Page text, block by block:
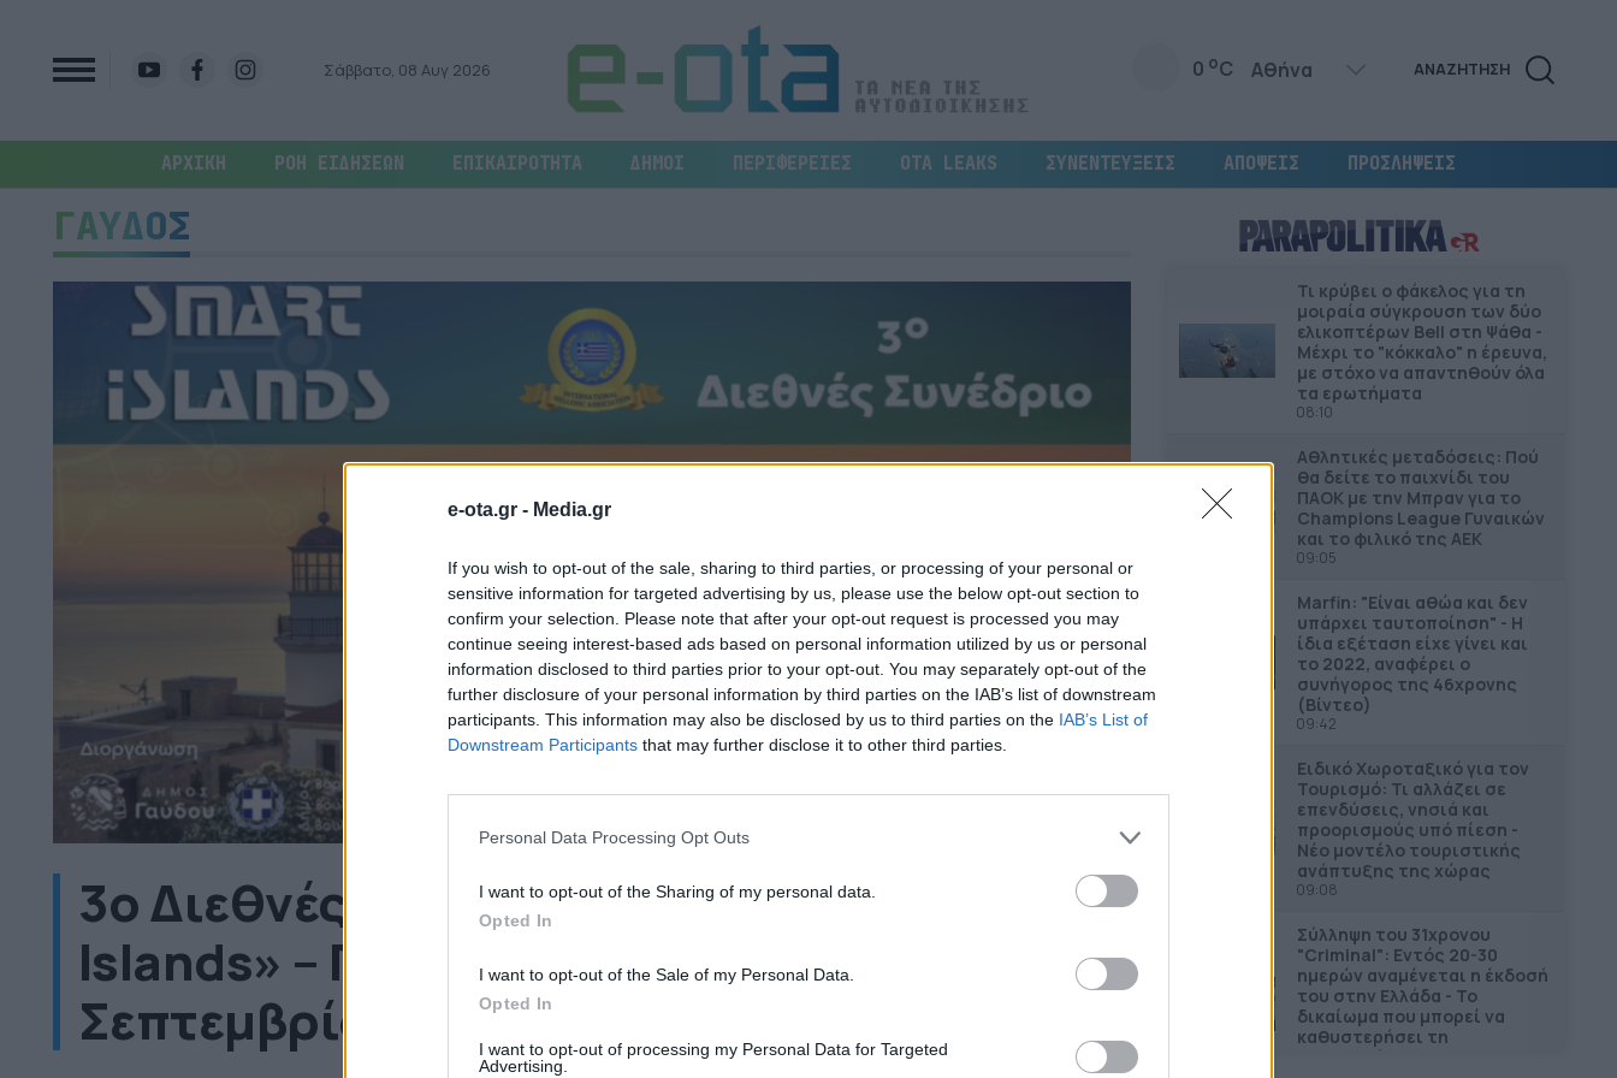
e-ota.gr - Media.gr
If you wish to opt-out of the sale, sharing to third parties, or processing of your personal or
sensitive information for targeted advertising by us, please use the below opt-out section to
confirm your selection. Please note that after your opt-out request is processed you may
continue seeing interest-based ads based on personal information utilized by us or personal
information disclosed to third parties prior to your opt-out. You may separately opt-out of the
further disclosure of your personal information by third parties on the IAB’s list of downstream
participants. This information may also be disclosed by us to third parties on the IAB’s List of
Downstream Participants that may further disclose it to other third parties.
Personal Data Processing Opt Outs
I want to opt-out of the Sharing of my personal data.
Opted In
I want to opt-out of the Sale of my Personal Data.
Opted In
I want to opt-out of processing my Personal Data for Targeted
Advertising.
Σάββατο, 08 Αυγ 2026 0 oC ΑΝΑΖΗΤΗΣΗ
ΑΡΧΙΚΗ ΡΟΗ ΕΙΔΗΣΕΩΝ ΕΠΙΚΑΙΡΟΤΗΤΑ ΔΗΜΟΙ ΠΕΡΙΦΕΡΕΙΕΣ OTA LEAKS ΣΥΝΕΝΤΕΥΞΕΙΣ ΑΠΟΨΕΙΣ ΠΡΟΣΛΗΨΕΙΣ
ΓΑΥΔΟΣ
3ο Διεθνές Συνέδριο «Smart
Islands» – Γαύδος – 22 & 23
Σεπτεμβρίου 2026
Τι κρύβει ο φάκελος για τη
μοιραία σύγκρουση των δύο
ελικοπτέρων Bell στη Ψάθα -
Μέχρι το "κόκκαλο" η έρευνα,
με στόχο να απαντηθούν όλα
τα ερωτήματα
08:10
Αθλητικές μεταδόσεις: Πού
θα δείτε το παιχνίδι του
ΠΑΟΚ με την Μπραν για το
Champions League Γυναικών
και το φιλικό της ΑΕΚ
09:05
Marfin: "Είναι αθώα και δεν
υπάρχει ταυτοποίηση" - Η
ίδια εξέταση είχε γίνει και
το 2022, αναφέρει ο
συνήγορος της 46χρονης
(Βίντεο)
09:42
Ειδικό Χωροταξικό για τον
Τουρισμό: Τι αλλάζει σε
επενδύσεις, νησιά και
προορισμούς υπό πίεση -
Νέο μοντέλο τουριστικής
ανάπτυξης της χώρας
09:08
Σύλληψη του 31χρονου
"Criminal": Εντός 20-30
ημερών αναμένεται η έκδοσή
του στην Ελλάδα - Το
δικαίωμα που μπορεί να
καθυστερήσει τη
διαδικασία